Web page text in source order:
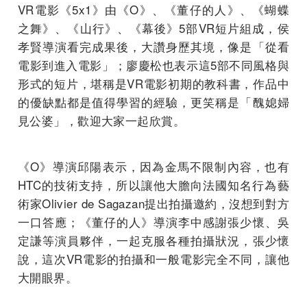
VR電影《5x1》由《O》、《董仔的人》、《蝴蝶
之舞》、《山行》、《幕後》5部VR短片組成，侯
孝賢導演看完成果後，大讚身歷其境，像是「從看
電影到進入電影」；廖慶松也表示這5部不同風格與
形式的短片，堪稱是VR電影初期的教科書，作品中
的優缺點都是值得學習的經驗，更笑稱是「醜媳婦
見公婆」，歡迎大家一起欣賞。
《O》導演邱陽表示，因為金馬不限制內容，也有
HTC的技術支持，所以讓他大膽向法國知名行為藝
術家Olivier de Sagazan提出拍攝邀約，沒想到對方
一口答應；《董仔的人》導演李中感謝張少懷、吳
定謙等演員夥伴，一起克服各種拍攝狀況，張少懷
說，這次VR電影的拍攝和一般電影完全不同，讓他
大開眼界。